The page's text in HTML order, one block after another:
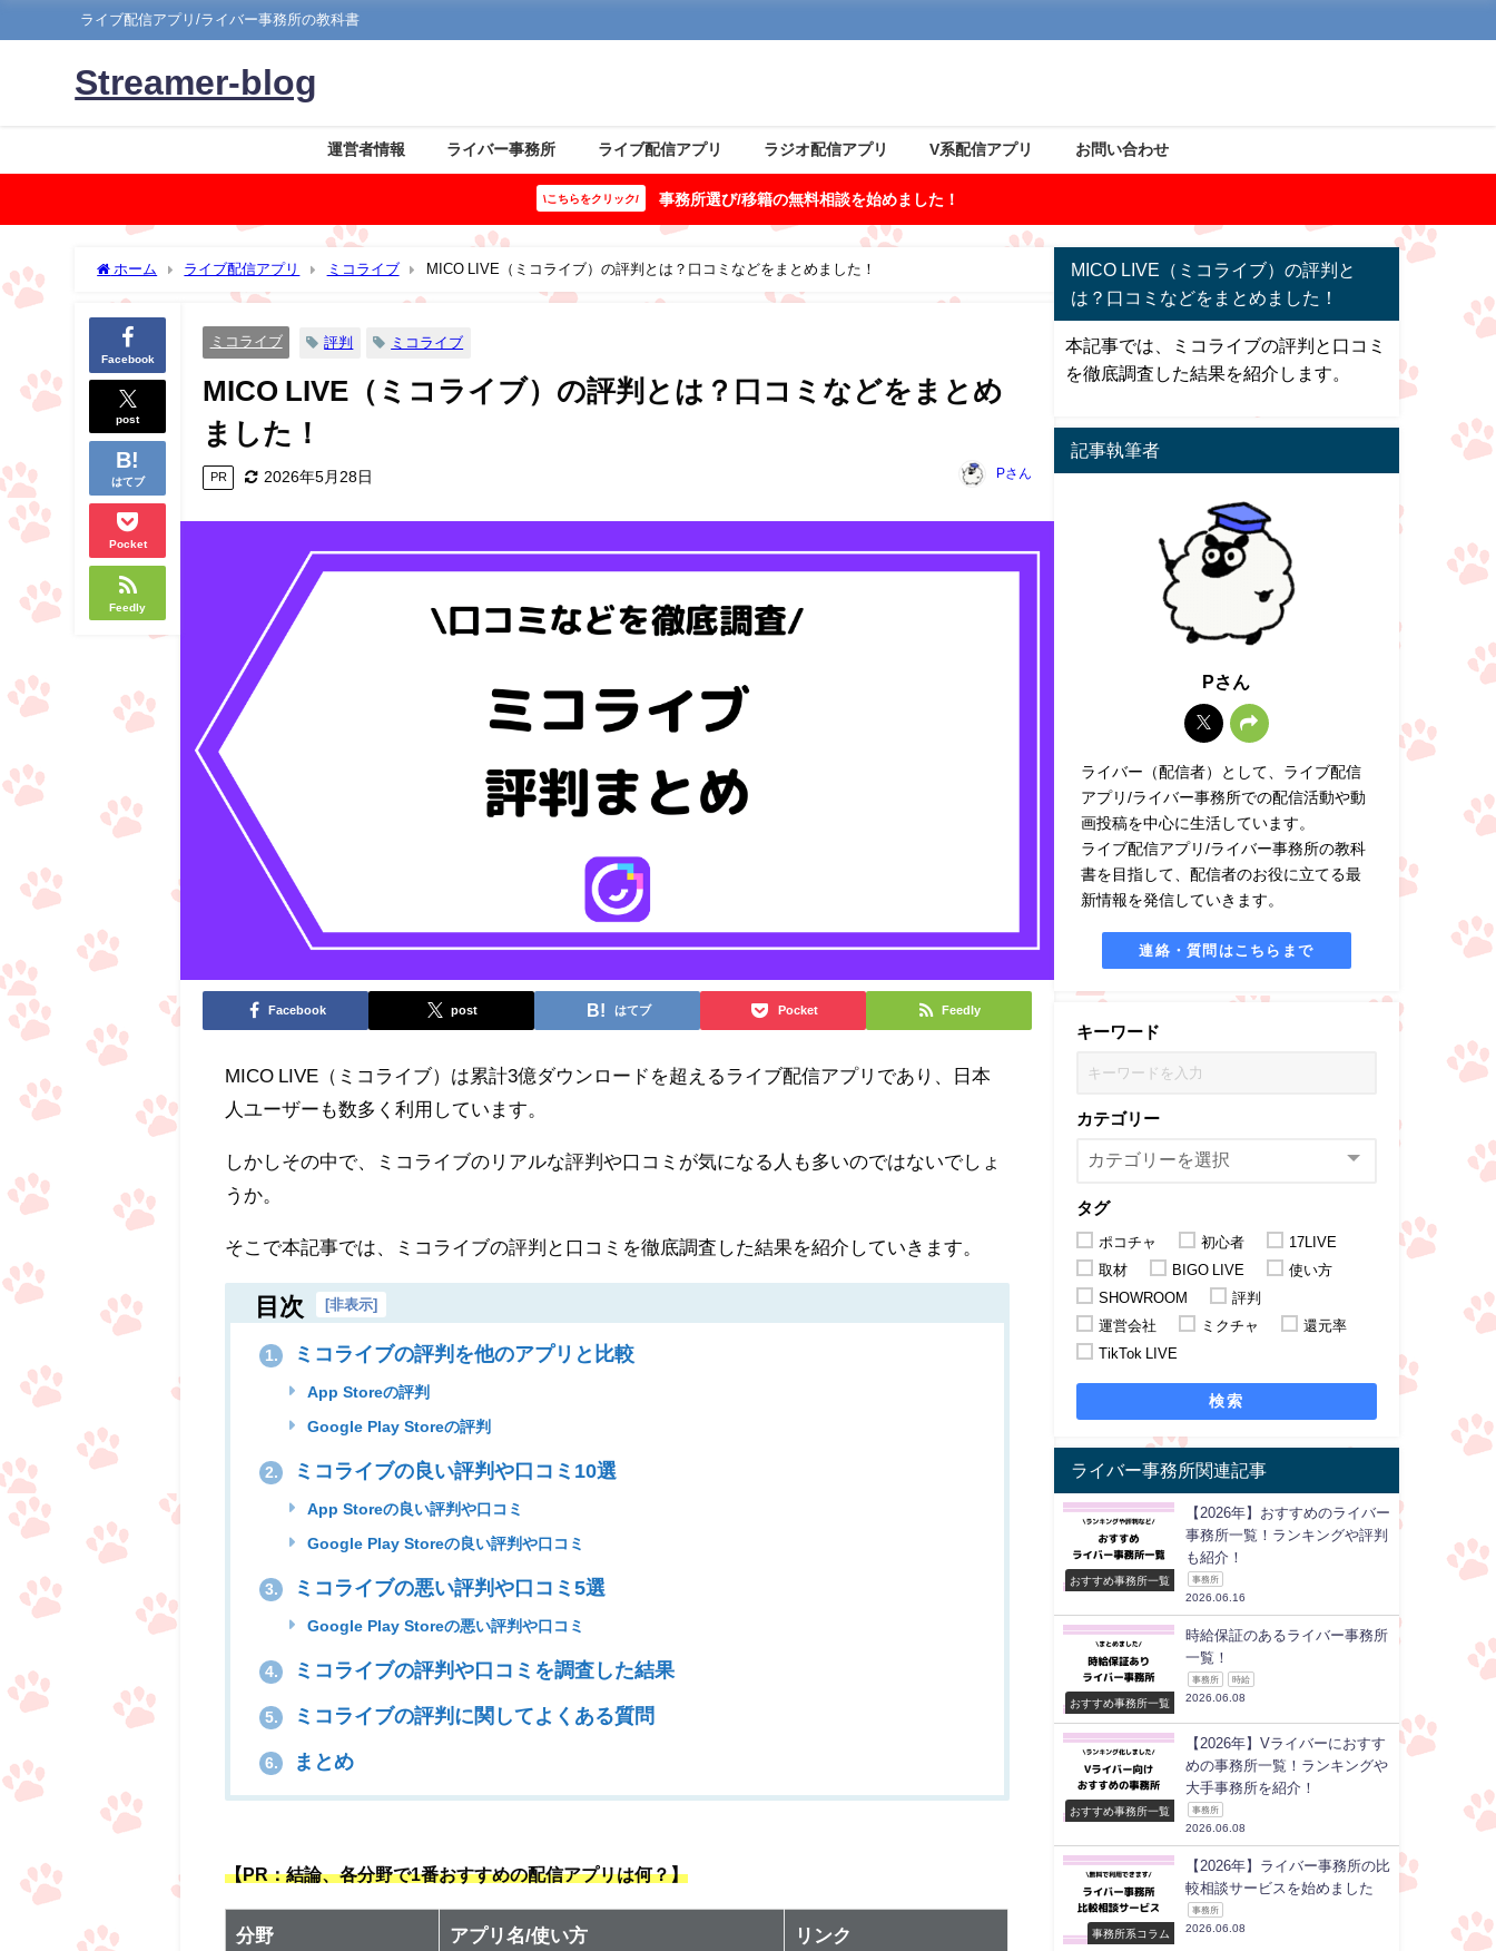
ライブ配信アプリ/ライバー事務所の教科書
Streamer-blog
運営者情報 ライバー事務所 ライブ配信アプリ ラジオ配信アプリ V系配信アプリ お問い合わせ
\こちらをクリック/ 事務所選び/移籍の無料相談を始めました！
ホーム ライブ配信アプリ ミコライブ MICO LIVE（ミコライブ）の評判とは？口コミなどをまとめました！
Facebook
post
はてブ
Pocket
Feedly
ミコライブ 評判 ミコライブ
MICO LIVE（ミコライブ）の評判とは？口コミなどをまとめ
ました！
PR 2026年5月28日 Pさん
Facebook post はてブ Pocket Feedly
MICO LIVE（ミコライブ）は累計3億ダウンロードを超えるライブ配信アプリであり、日本
人ユーザーも数多く利用しています。
しかしその中で、ミコライブのリアルな評判や口コミが気になる人も多いのではないでしょ
うか。
そこで本記事では、ミコライブの評判と口コミを徹底調査した結果を紹介していきます。
目次 [非表示]
1. ミコライブの評判を他のアプリと比較
App Storeの評判
Google Play Storeの評判
2. ミコライブの良い評判や口コミ10選
App Storeの良い評判や口コミ
Google Play Storeの良い評判や口コミ
3. ミコライブの悪い評判や口コミ5選
Google Play Storeの悪い評判や口コミ
4. ミコライブの評判や口コミを調査した結果
5. ミコライブの評判に関してよくある質問
6. まとめ
【PR：結論、各分野で1番おすすめの配信アプリは何？】
分野 アプリ名/使い方 リンク
MICO LIVE（ミコライブ）の評判と
は？口コミなどをまとめました！
本記事では、ミコライブの評判と口コミ
を徹底調査した結果を紹介します。
記事執筆者
Pさん
ライバー（配信者）として、ライブ配信
アプリ/ライバー事務所での配信活動や動
画投稿を中心に生活しています。
ライブ配信アプリ/ライバー事務所の教科
書を目指して、配信者のお役に立てる最
新情報を発信していきます。
連絡・質問はこちらまで
キーワード
カテゴリー
タグ
ポコチャ 初心者
17LIVE
取材
BIGO LIVE
使い方
SHOWROOM
評判
運営会社
ミクチャ
還元率
TikTok LIVE
検索
ライバー事務所関連記事
おすすめ事務所一覧
【2026年】おすすめのライバー
事務所一覧！ランキングや評判
も紹介！
事務所
2026.06.16
おすすめ事務所一覧
時給保証のあるライバー事務所
一覧！
事務所 時給
2026.06.08
おすすめ事務所一覧
【2026年】Vライバーにおすす
めの事務所一覧！ランキングや
大手事務所を紹介！
事務所
2026.06.08
事務所系コラム
【2026年】ライバー事務所の比
較相談サービスを始めました
事務所
2026.06.08